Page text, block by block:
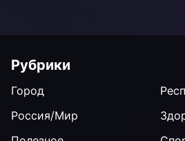
Рубрики
Город
Россия/Мир